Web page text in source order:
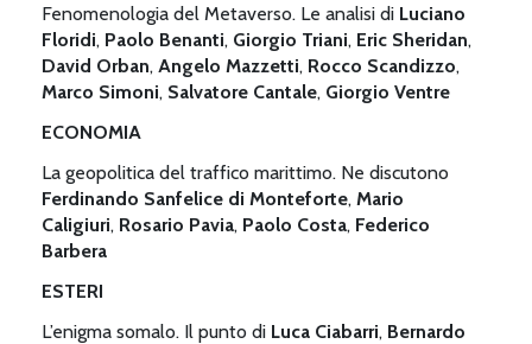
Fenomenologia del Metaverso. Le analisi di Luciano
Floridi, Paolo Benanti, Giorgio Triani, Eric Sheridan,
David Orban, Angelo Mazzetti, Rocco Scandizzo,
Marco Simoni, Salvatore Cantale, Giorgio Ventre
ECONOMIA
La geopolitica del traffico marittimo. Ne discutono
Ferdinando Sanfelice di Monteforte, Mario
Caligiuri, Rosario Pavia, Paolo Costa, Federico
Barbera
ESTERI
L’enigma somalo. Il punto di Luca Ciabarri, Bernardo